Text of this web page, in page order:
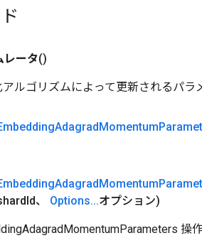
レータ()
ルゴリズムによって更新されるパラ
AdagradMomentum
AdagradMomentum
Id、 Options...オプション)
操